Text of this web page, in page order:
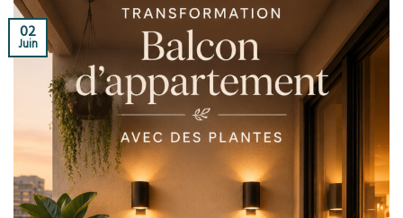
02
Juin